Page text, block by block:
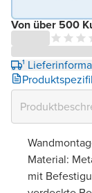
Von über 500
¹
Material:
mit